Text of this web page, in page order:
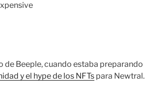
de Beeple, cuando estaba preparando
y el hype de los NFTs para Newtral.